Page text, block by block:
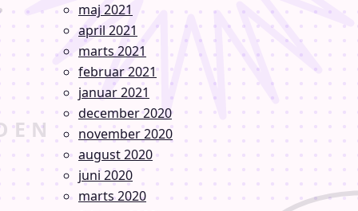
maj 2021
april 2021
marts 2021
februar 2021
januar 2021
december 2020
november 2020
august 2020
juni 2020
marts 2020